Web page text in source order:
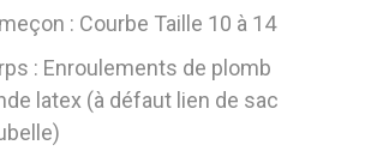
: Courbe Taille 10 à 14
: Enroulements de plomb
latex (à défaut lien de sac